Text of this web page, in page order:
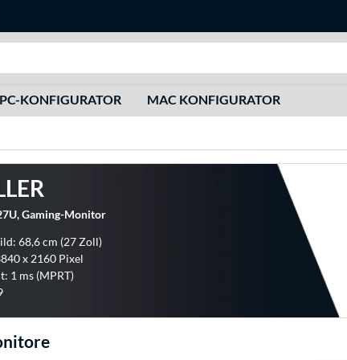
PC-KONFIGURATOR MAC KONFIGURATOR
Gaming-Monitor
68,6 cm (27 Zoll)
x 2160 Pixel
1 ms (MPRT)